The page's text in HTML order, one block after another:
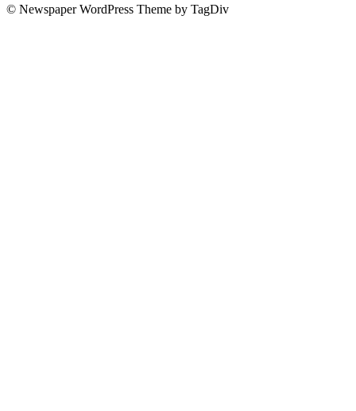
© Newspaper WordPress Theme by TagDiv